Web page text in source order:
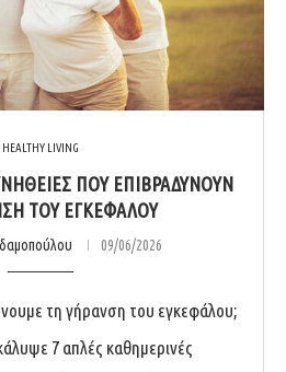
HEALTHY LIVING
ΠΟΥ ΕΠΙΒΡΑΔΎΝΟΥΝ
ΤΟΥ ΕΓΚΕΦΆΛΟΥ
09/06/2026
τη γήρανση του εγκεφάλου;
7 απλές καθημερινές